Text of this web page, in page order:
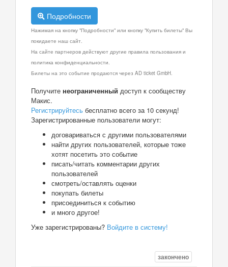
Подробности
Нажимая на кнопку "Подробности" или кнопку "Купить билеты" Вы
покидаете наш сайт.
На сайте партнеров действуют другие правила пользования и
политика конфиденциальности.
Билеты на это событие продаются через AD ticket GmbH.
Получите неограниченный доступ к сообществу
Макис.
Регистрируйтесь бесплатно всего за 10 секунд!
Зарегистрированные пользователи могут:
договариваться с другими пользователями
найти других пользователей, которые тоже
хотят посетить это событие
писать/читать комментарии других
пользователей
смотреть/оставлять оценки
покупать билеты
присоединиться к событию
и много другое!
Уже зарегистрированы? Войдите в систему!
закончено